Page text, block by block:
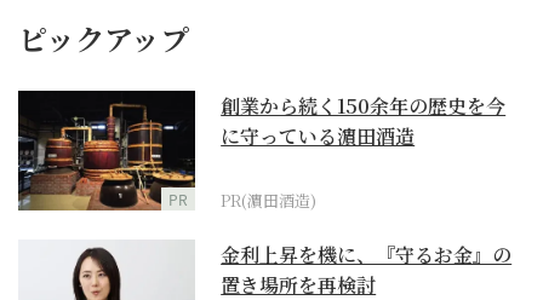
ピックアップ
PR
創業から続く150余年の歴史を今
に守っている濵田酒造
PR(濵田酒造)
金利上昇を機に、『守るお金』の
置き場所を再検討